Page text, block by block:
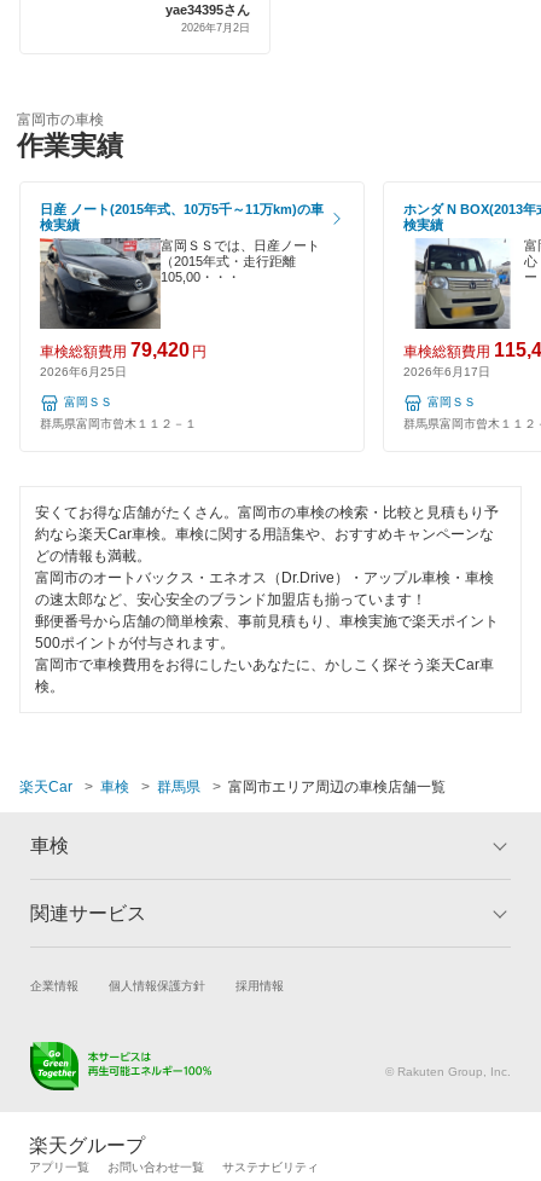
多野郡
沼田市
藤岡市
前橋市
みどり市
EV車OK
120分以内の車検
1日車検
夜間受付
整備保証
1級整備士在籍
閉じる
テイル君車検
安心WE！車検
yae34395さん
2026年7月2日
富岡市の車検
作業実績
日産 ノート(2015年式、10万5千～11万km)の車
検実績
富岡ＳＳでは、日産ノート
（2015年式・走行距離
105,00・・・
車検総額費用 79,420 円
2026年6月25日
富岡ＳＳ
群馬県富岡市曾木１１２－１
ホンダ N BOX(2013
検実績
富
心
ー
車検総額費用
2026年6月17日
富岡ＳＳ
群馬県富岡市曾木１１２
安くてお得な店舗がたくさん。富岡市の車検の検索・比較と見積もり予
約なら楽天Car車検。車検に関する用語集や、おすすめキャンペーンな
どの情報も満載。
富岡市のオートバックス・エネオス（Dr.Drive）・アップル車検・車検
の速太郎など、安心安全のブランド加盟店も揃っています！
郵便番号から店舗の簡単検索、事前見積もり、車検実施で楽天ポイント
500ポイントが付与されます。
富岡市で車検費用をお得にしたいあなたに、かしこく探そう楽天Car車
検。
楽天Car 車検 群馬県 富岡市エリア周辺の車検店舗一覧
車検
トップ
車検の基礎知識 キャンペーン一覧
関連サービス
試乗・商談 新車購入
キズ修理予約
メンテナンス管理
タイヤ交換サービス
自動車カタログ 自動車保険
企業情報 個人情報保護方針 採用情報
© Rakuten Group, Inc.
楽天グループ
アプリ一覧 お問い合わせ一覧 サステナビリティ